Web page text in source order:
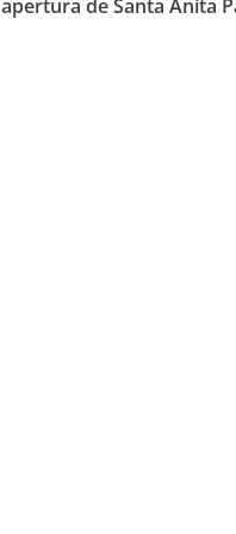
apertura de Santa Anita